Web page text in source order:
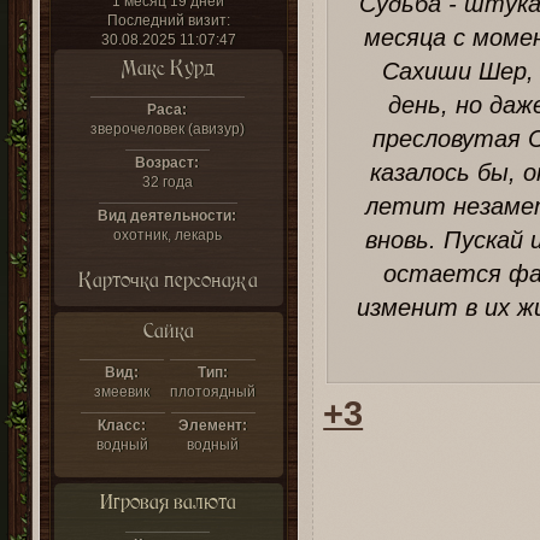
Последний визит:
30.08.2025 11:07:47
Макс Курд
Раса:
зверочеловек (авизур)
Возраст:
32 года
Вид деятельности:
охотник, лекарь
Карточка персонажа
Сайка
Вид:
змеевик
Тип:
плотоядный
Класс:
водный
Элемент:
водный
Игровая валюта
месяца с
Сахиши Шер,
день, но
пресловутая
казалось бы,
летит
вновь.
остается
изменит в их
+3